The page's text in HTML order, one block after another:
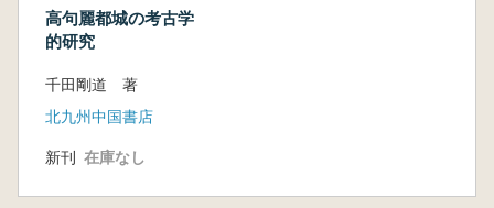
高句麗都城の考古学
的研究
千田剛道 著
北九州中国書店
新刊 在庫なし